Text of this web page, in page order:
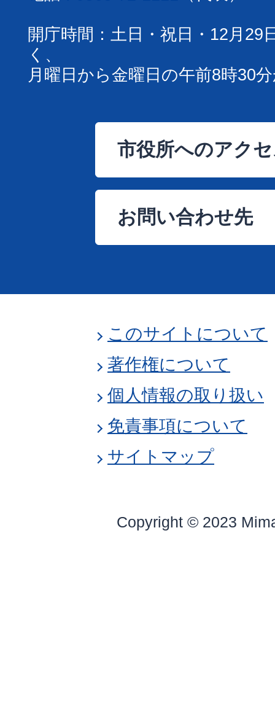
開庁時間：土日・祝日・12月29
く、
月曜日から金曜日の午前8時30
市役所へのアク
お問い合わせ先
このサイトについて
著作権について
個人情報の取り扱い
免責事項について
サイトマップ
Copyright © 2023